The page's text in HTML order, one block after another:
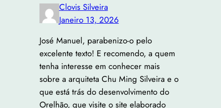
Clovis Silveira
Janeiro 13, 2026
José Manuel, parabenizo-o pelo
excelente texto! E recomendo, a quem
tenha interesse em conhecer mais
sobre a arquiteta Chu Ming Silveira e o
que está trás do desenvolvimento do
Orelhão, que visite o site elaborado